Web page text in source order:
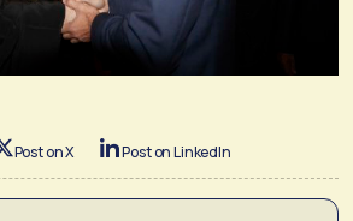
Post on X Post on LinkedIn